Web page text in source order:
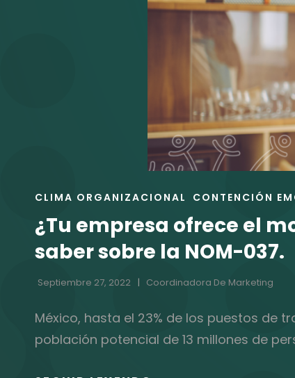
PROFESIONAL
ENLACES
LAS
CATEGORÍAS
CLIMA ORGANIZACIONAL CONTENCIÓN
¿Tu empresa ofrece el
saber sobre la NOM-037.
Septiembre 27, 2022 Coordinadora De Marketing
México, hasta el 23% de los puestos de
población potencial de 13 millones de